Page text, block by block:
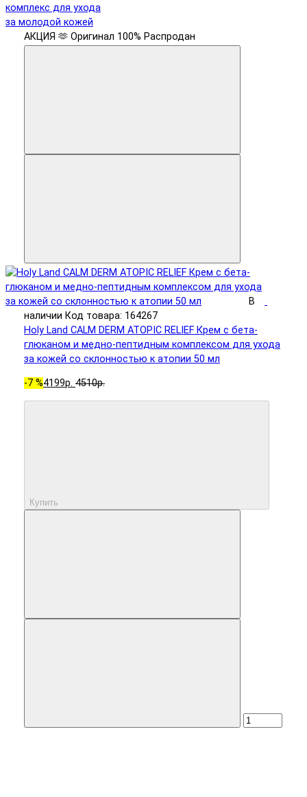
комплекс для ухода
за молодой кожей
АКЦИЯ 🫶 Оригинал 100% Распродан
В
наличии Код товара: 164267
Holy Land CALM DERM ATOPIC RELIEF Крем с бета-
глюканом и медно-пептидным комплексом для ухода
за кожей со склонностью к атопии 50 мл
-7 %4199р. 4510р.
Купить